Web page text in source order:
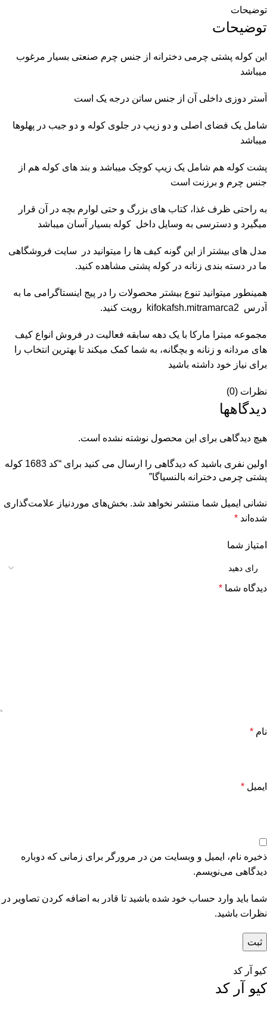
توضیحات
توضیحات
این کوله پشتی چرمی دخترانه از جنس چرم صنعتی بسیار مرغوب
میباشد
آستر دوزی داخلی آن از جنس ساتن درجه یک است
شامل یک فضای اصلی و دو زیپ در جلوی کوله و دو جیب در پهلوها
میباشد
پشت کوله هم شامل یک زیپ کوچک میباشد و بند های کوله هم از
جنس چرم و برزنت است
به راحتی ظرف غذا، کتاب های بزرگ و حتی لوارم بچه در آن قرار
میگیرد و دسترسی به وسایل داخل کوله بسیار آسان میباشد
مدل های بیشتر از این گونه کیف ها را میتوانید در سایت فروشگاهی
ما در دسته بندی زنانه در کوله پشتی مشاهده کنید.
همینطور میتوانید تنوع بیشتر محصولات را در پیج اینستاگرامی ما به
آدرس kifokafsh.mitramarca2 رویت کنید.
مجموعه میترا مارکا با یک دهه سابقه فعالیت در فروش انواع کیف
های مردانه و زنانه و بچگانه، به شما کمک میکند تا بهترین انتخاب را
برای نیاز خود داشته باشید
نظرات (0)
دیدگاهها
هیچ دیدگاهی برای این محصول نوشته نشده است.
اولین نفری باشید که دیدگاهی را ارسال می کنید برای “کد 1683 کوله
پشتی چرمی دخترانه بالنسیاگا”
نشانی ایمیل شما منتشر نخواهد شد. بخش‌های موردنیاز علامت‌گذاری
شده‌اند *
امتیاز شما
دیدگاه شما *
نام *
ایمیل *
ذخیره نام، ایمیل و وبسایت من در مرورگر برای زمانی که دوباره
دیدگاهی می‌نویسم.
شما باید وارد حساب خود شده باشید تا قادر به اضافه کردن تصاویر در
نظرات باشید.
کیو آر کد
کیو آر کد